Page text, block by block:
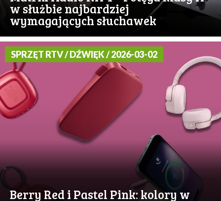
w służbie najbardziej
wymagających słuchawek
SPRZĘT RTV / DŹWIĘK / 2026-03-02
Berry Red i Pastel Pink: kolory w